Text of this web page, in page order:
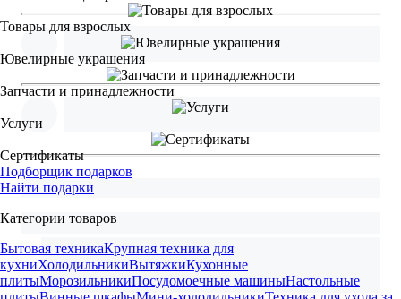
Товары для взрослых
Ювелирные украшения
Запчасти и принадлежности
Услуги
Сертификаты
Подборщик подарков
Найти подарки
Категории товаров
Бытовая техникаКрупная техника для
кухниХолодильникиВытяжкиКухонные
плитыМорозильникиПосудомоечные машиныНастольные